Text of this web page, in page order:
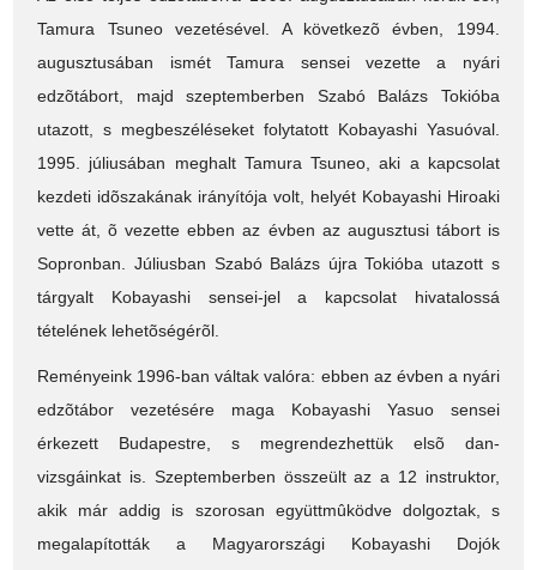
Tamura Tsuneo vezetésével. A következõ évben, 1994.
augusztusában ismét Tamura sensei vezette a nyári
edzõtábort, majd szeptemberben Szabó Balázs Tokióba
utazott, s megbeszéléseket folytatott Kobayashi Yasuóval.
1995. júliusában meghalt Tamura Tsuneo, aki a kapcsolat
kezdeti idõszakának irányítója volt, helyét Kobayashi Hiroaki
vette át, õ vezette ebben az évben az augusztusi tábort is
Sopronban. Júliusban Szabó Balázs újra Tokióba utazott s
tárgyalt Kobayashi sensei-jel a kapcsolat hivatalossá
tételének lehetõségérõl.
Reményeink 1996-ban váltak valóra: ebben az évben a nyári
edzõtábor vezetésére maga Kobayashi Yasuo sensei
érkezett Budapestre, s megrendezhettük elsõ dan-
vizsgáinkat is. Szeptemberben összeült az a 12 instruktor,
akik már addig is szorosan együttmûködve dolgoztak, s
megalapították a Magyarországi Kobayashi Dojók